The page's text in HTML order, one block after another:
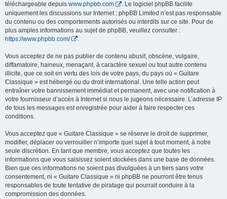
téléchargeable depuis www.phpbb.com
. Le logiciel phpBB facilite
uniquement les discussions sur Internet ; phpBB Limited n’est pas responsable
du contenu ou des comportements autorisés ou interdits sur ce site. Pour de
plus amples informations au sujet de phpBB, veuillez consulter :
https://www.phpbb.com/
Vous acceptez de ne pas publier de contenu abusif, obscène, vulgaire,
diffamatoire, haineux, menaçant, à caractère sexuel ou tout autre contenu
illicite, que ce soit en vertu des lois de votre pays, du pays où « Guitare
Classique » est hébergé ou du droit international. Une telle action peut
entraîner votre bannissement immédiat et permanent, avec une notification à
votre fournisseur d’accès à Internet si nous le jugeons nécessaire. L’adresse IP
de tous les messages est enregistrée pour aider à faire respecter ces
conditions.
Vous acceptez que « Guitare Classique » se réserve le droit de supprimer,
modifier, déplacer ou verrouiller n’importe quel sujet à tout moment, à notre
seule discrétion. En tant que membre, vous acceptez que toutes les
informations que vous saisissez soient stockées dans une base de données.
Bien que ces informations ne soient pas divulguées à un tiers sans votre
consentement, ni « Guitare Classique » ni phpBB ne pourront être tenus
responsables de toute tentative de piratage qui pourrait conduire à la
compromission des données.